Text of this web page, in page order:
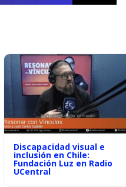
Discapacidad visual e
inclusión en Chile:
Fundación Luz en Radio
UCentral